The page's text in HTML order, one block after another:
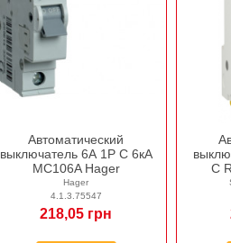
Автоматический
выключатель 6А 1P С 6кА
MC106A Hager
Hager
4.1.3.75547
218,05 грн
C